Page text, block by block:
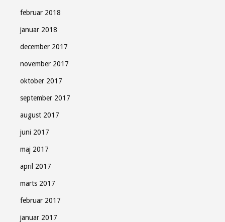
februar 2018
januar 2018
december 2017
november 2017
oktober 2017
september 2017
august 2017
juni 2017
maj 2017
april 2017
marts 2017
februar 2017
januar 2017